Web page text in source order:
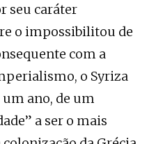
seu caráter
o impossibilitou de
com a
o Syriza
ano, de um
a ser o mais